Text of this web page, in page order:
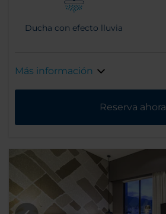
Ducha con efecto lluvia
Más información
Reserva ahora